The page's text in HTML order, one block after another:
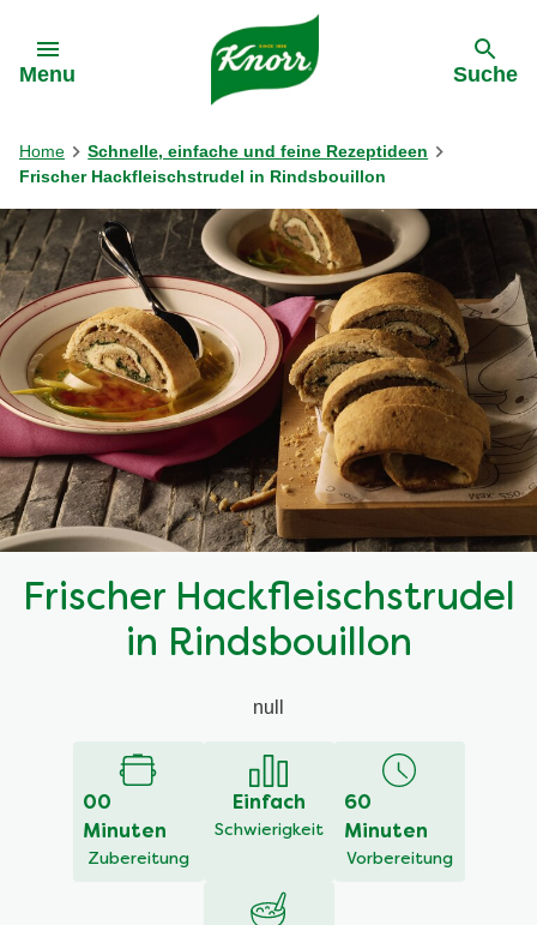
Menu Suche
Home
Schnelle, einfache und feine Rezeptideen
Frischer Hackfleischstrudel in Rindsbouillon
Frischer Hackfleischstrudel
in Rindsbouillon
null
00
Minuten
Zubereitung
Einfach
Schwierigkeit
60
Minuten
Vorbereitung